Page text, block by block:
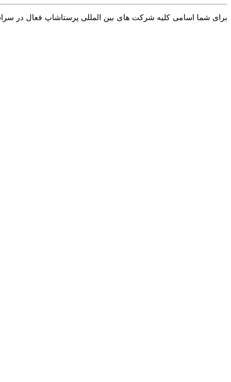
برای شما اسامی کلیه شرکت های بین المللی پرستاشاپ فعال در